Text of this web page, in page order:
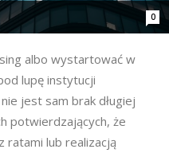
0
albo wystartować w
lupę instytucji
jest sam brak długiej
potwierdzających, że
lub realizacją